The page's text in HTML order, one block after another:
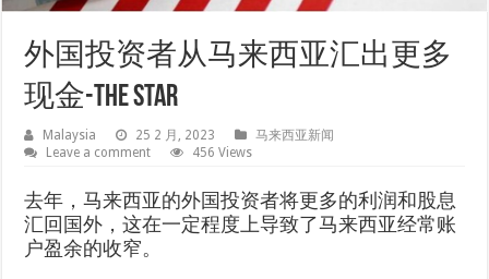
外国投资者从马来西亚汇出更多
现金-The Star
Malaysia 25 2 月, 2023
马来西亚新闻
Leave a comment
456 Views
去年，马来西亚的外国投资者将更多的利润和股息
汇回国外，这在一定程度上导致了马来西亚经常账
户盈余的收窄。